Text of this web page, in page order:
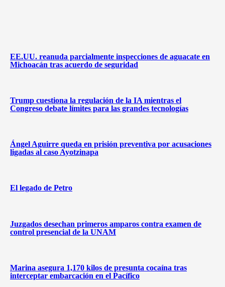
EE.UU. reanuda parcialmente inspecciones de aguacate en
Michoacán tras acuerdo de seguridad
Trump cuestiona la regulación de la IA mientras el
Congreso debate límites para las grandes tecnologías
Ángel Aguirre queda en prisión preventiva por acusaciones
ligadas al caso Ayotzinapa
El legado de Petro
Juzgados desechan primeros amparos contra examen de
control presencial de la UNAM
Marina asegura 1,170 kilos de presunta cocaína tras
interceptar embarcación en el Pacífico